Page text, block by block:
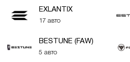
EXLANTIX
17 авто
BESTUNE (FAW)
5 авто